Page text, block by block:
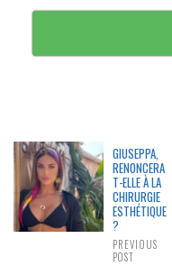
GIUSEPPA,
RENONCERA
T-ELLE À LA
CHIRURGIE
ESTHÉTIQUE
?
PREVIOUS
POST